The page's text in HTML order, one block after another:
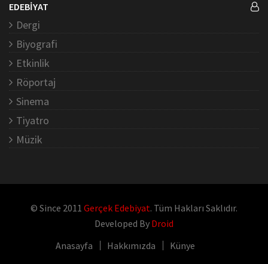
EDEBİYAT
Dergi
Biyografi
Etkinlik
Röportaj
Sinema
Tiyatro
Müzik
© Since 2011 Gerçek Edebiyat. Tüm Hakları Saklıdır.
Developed By Droid
Anasayfa
Hakkımızda Künye